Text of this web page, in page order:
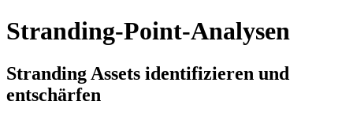
Stranding-Point-Analysen
Stranding Assets identi­fizieren und
entschärfen